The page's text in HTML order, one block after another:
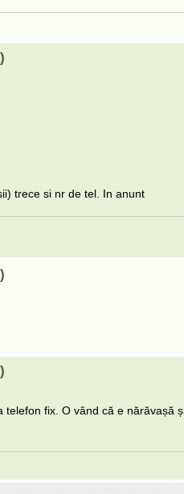
trece si nr de tel. In anunt
fix. O vând că e nărăvașă